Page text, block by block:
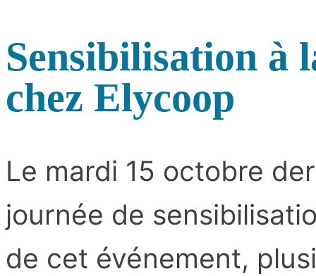
Sensibilisation à
chez Elycoop
Le mardi 15 octobre
journée de
de cet événement,